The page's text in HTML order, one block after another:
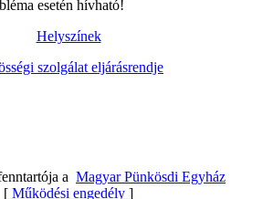
esetén hívható!
Helyszínek
szolgálat eljárásrendje
a Magyar Pünkösdi Egyház
[ Működési engedély ]